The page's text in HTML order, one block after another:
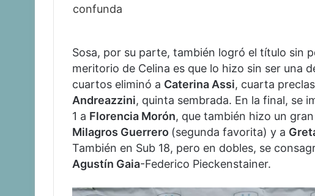
Sosa, por su parte, también logró el título sin
meritorio de Celina es que lo hizo sin ser una
cuartos eliminó a Caterina Assi, cuarta
Andreazzini, quinta sembrada. En la final, se
1 a Florencia Morón, que también hizo un
Milagros Guerrero (segunda favorita) y a
También en Sub 18, pero en dobles, se
Agustín Gaia-Federico Pieckenstainer.